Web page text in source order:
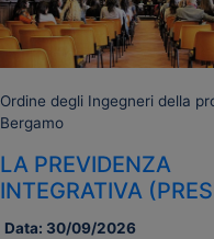
Ordine degli Ingegneri della
Bergamo
LA PREVIDENZA
INTEGRATIVA
Data: 30/09/2026